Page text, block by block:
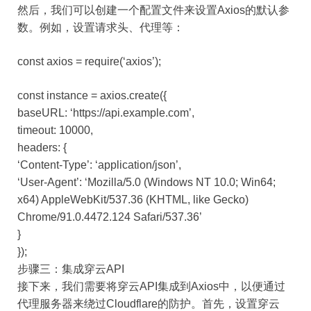
然后，我们可以创建一个配置文件来设置Axios的默认参
数。例如，设置请求头、代理等：
const axios = require(‘axios’);
const instance = axios.create({
baseURL: ‘https://api.example.com’,
timeout: 10000,
headers: {
‘Content-Type’: ‘application/json’,
‘User-Agent’: ‘Mozilla/5.0 (Windows NT 10.0; Win64;
x64) AppleWebKit/537.36 (KHTML, like Gecko)
Chrome/91.0.4472.124 Safari/537.36’
}
});
步骤三：集成穿云API
接下来，我们需要将穿云API集成到Axios中，以便通过
代理服务器来绕过Cloudflare的防护。首先，设置穿云